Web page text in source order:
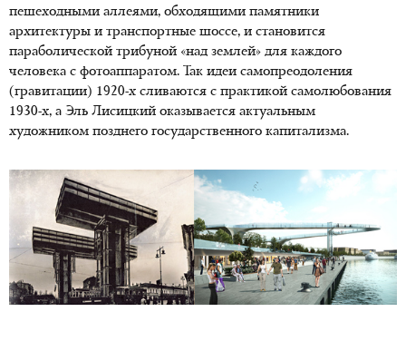
пешеходными аллеями, обходящими памятники
архитектуры и транспортные шоссе, и становится
параболической трибуной «над землей» для каждого
человека с фотоаппаратом. Так идеи самопреодоления
(гравитации) 1920-х сливаются с практикой самолюбования
1930-х, а Эль Лисицкий оказывается актуальным
художником позднего государственного капитализма.